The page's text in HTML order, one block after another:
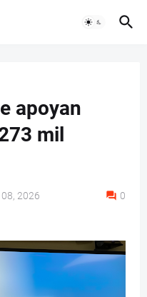
apoyan
mil
2026 0